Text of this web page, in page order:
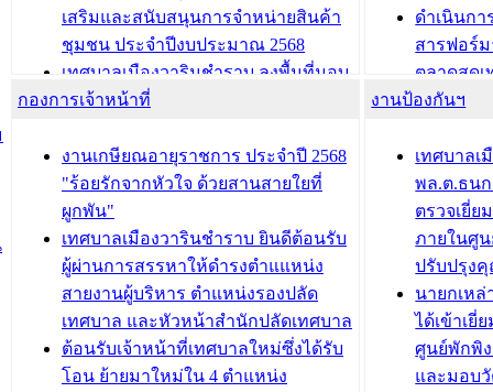
บทความ อื่นๆ ... บทความ อื่นๆ ...
เสริมและสนับสนุนการจำหน่ายสินค้า
ชุมชน ประจำปีงบประมาณ 2568
เทศบาลเมืองวารินชำราบ ลงพื้นที่มอบ
น้ำดื่มแก่ผู้พักอาศัย ณ ศูนย์พักพิง
กองสวัสดิการสังคม เทศบาลเมือง
วารินชำราบ จัดโครงการอบรมอาชีพ
ระยะสั้น ประจำปี 2568 (หลักสูตรการ
ถักทอผลิตภัณฑ์จากถุงพลาสติก)
บทความ อื่นๆ ...
ดำเนินกา
สารฟอร์
ตลาดสดเ
วารินชำร
ถนนแก่เ
เด็กเล็ก
เทศบาลเ
ปรึกษาห
วัยของอ
บทความ อื่นๆ ...
กองการเจ้าหน้าที่
งานเกษียณอายุราชการ ประจำปี 2568
"ร้อยรักจากหัวใจ ด้วยสานสายใยที่
ผูกพัน"
เทศบาลเมืองวารินชำราบ ยินดีต้อนรับ
ผู้ผ่านการสรรหาให้ดำรงตำแแหน่ง
สายงานผู้บริหาร ตำแหน่งรองปลัด
เทศบาล และหัวหน้าสำนักปลัดเทศบาล
ต้อนรับเจ้าหน้าที่เทศบาลใหม่ซึ่งได้รับ
โอน ย้ายมาใหม่ใน 4 ตำแหน่ง
งานป้องกันฯ
เทศบาลเ
พล.ต.ธน
ตรวจเยี่ย
ภายในศู
ปรับปรุง
นายกเห
ได้เข้าเยี่
ศูนย์พักพิ
และมอบ